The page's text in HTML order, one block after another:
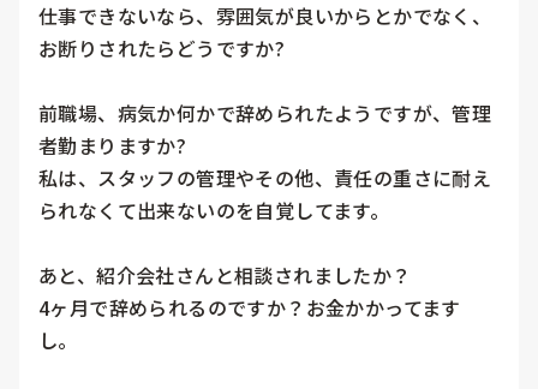
仕事できないなら、雰囲気が良いからとかでなく、
お断りされたらどうですか?
前職場、病気か何かで辞められたようですが、管理
者勤まりますか?
私は、スタッフの管理やその他、責任の重さに耐え
られなくて出来ないのを自覚してます。
あと、紹介会社さんと相談されましたか？
4ヶ月で辞められるのですか？お金かかってます
し。